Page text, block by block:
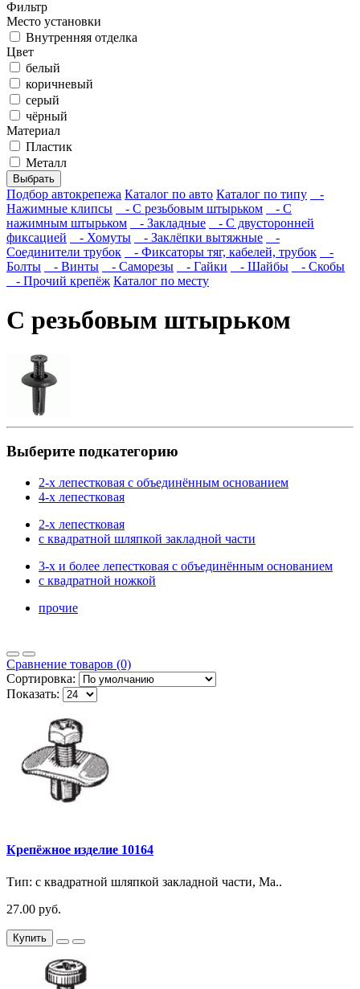
Фильтр
Место установки
Внутренняя отделка
Цвет
белый
коричневый
серый
чёрный
Материал
Пластик
Металл
Выбрать
Подбор автокрепежа Каталог по авто Каталог по типу
-
Нажимные клипсы
- С резьбовым штырьком
- С
нажимным штырьком
- Закладные
- С двусторонней
фиксацией
- Хомуты - Заклёпки вытяжные
-
Соединители трубок
- Фиксаторы тяг, кабелей, трубок
-
Болты
- Винты - Саморезы - Гайки - Шайбы
- Скобы
- Прочий крепёж Каталог по месту
С резьбовым штырьком
Выберите подкатегорию
2-х лепестковая с объединённым основанием
4-х лепестковая
2-х лепестковая
с квадратной шляпкой закладной части
3-х и более лепестковая с объединённым основанием
с квадратной ножкой
прочие
Сравнение товаров (0)
Сортировка:
Показать:
Крепёжное изделие 10164
Тип: с квадратной шляпкой закладной части, Ма..
27.00 руб.
Купить